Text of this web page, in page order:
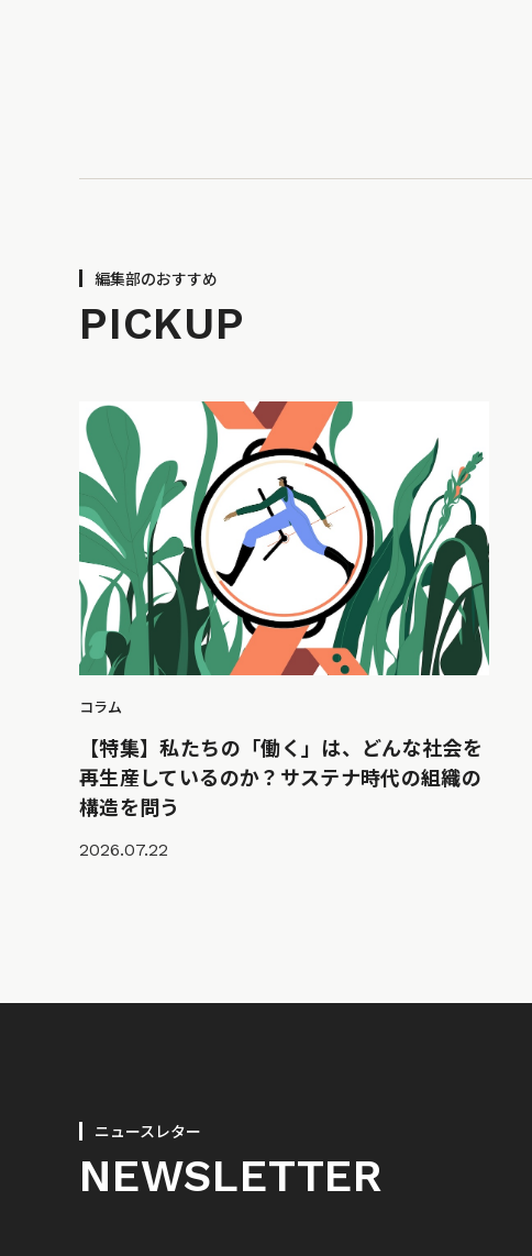
編集部のおすすめ
PICKUP
コラム
【特集】私たちの「働く」は、どんな社会を
再生産しているのか？サステナ時代の組織の
構造を問う
2026.07.22
ニュースレター
NEWSLETTER